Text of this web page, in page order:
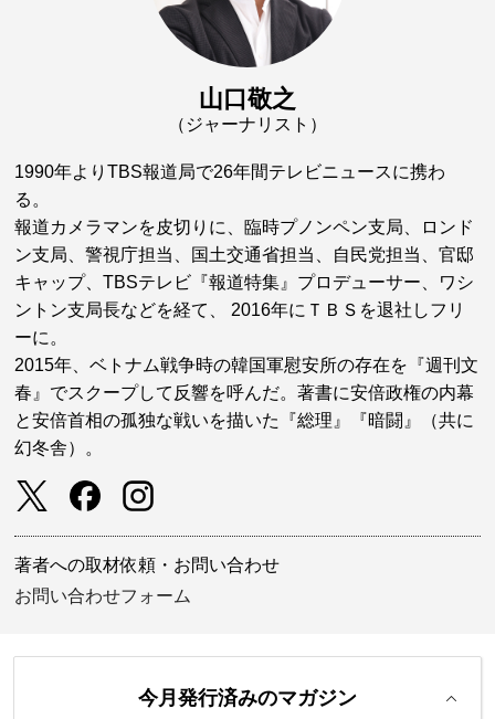
山口敬之
（ジャーナリスト）
1990年よりTBS報道局で26年間テレビニュースに携わ
る。
報道カメラマンを皮切りに、臨時プノンペン支局、ロンド
ン支局、警視庁担当、国土交通省担当、自民党担当、官邸
キャップ、TBSテレビ『報道特集』プロデューサー、ワシ
ントン支局長などを経て、 2016年にＴＢＳを退社しフリ
ーに。
2015年、ベトナム戦争時の韓国軍慰安所の存在を『週刊文
春』でスクープして反響を呼んだ。著書に安倍政権の内幕
と安倍首相の孤独な戦いを描いた『総理』『暗闘』（共に
幻冬舎）。
著者への取材依頼・お問い合わせ
お問い合わせフォーム
今月発行済みのマガジン